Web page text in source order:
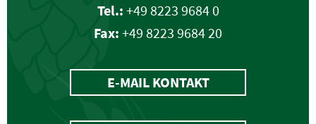
E-MAIL KONTAKT
Tel.: +49 8223 9684 0
Fax: +49 8223 9684 20